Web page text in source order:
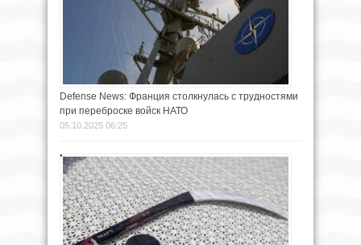
Defense News: Франция столкнулась с трудностями
при переброске войск НАТО
05.10.2025 06:25